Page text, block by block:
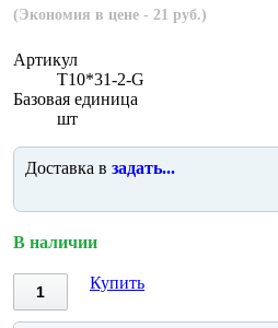
(Экономия в цене - 21 руб.)
Артикул
T10*31-2-G
Базовая единица
шт
Доставка в задать...
В наличии
Купить